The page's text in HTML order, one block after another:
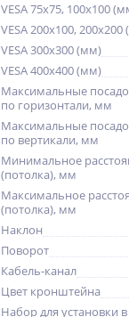
VESA 75x75, 100x100
VESA 200x100,
VESA 300x300 (мм)
VESA 400x400 (мм)
Максимальные
по горизонтали, мм
Максимальные
по вертикали, мм
Минимальное
(потолка), мм
Максимальное
(потолка), мм
Наклон
Поворот
Кабель-канал
Цвет кронштейна
Набор для установки